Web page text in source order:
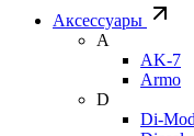
Аксессуары
A
AK-7
Armo
D
Di-